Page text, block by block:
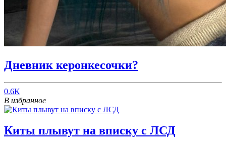
Дневник керонкесочки?
0.6K
В избранное
Киты плывут на вписку с ЛСД